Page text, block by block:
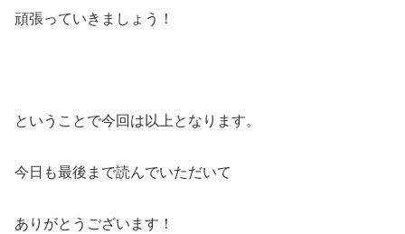
頑張っていきましょう！
ということで今回は以上となります。
今日も最後まで読んでいただいて
ありがとうございます！